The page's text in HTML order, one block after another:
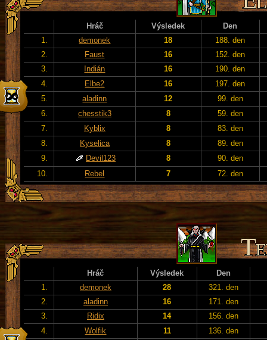
Hráč Výsledek
Den
1.
demonek 18
188. den
2.
Faust 16
152. den
3.
Indián 16
190. den
4.
Elbe2 16
197. den
5.
aladinn 12
99. den
6.
chesstik3 8
59. den
7.
Kyblix 8
83. den
8.
Kyselica 8
89. den
9.
Devil123 8
90. den
10.
Rebel 7 72. den
Hráč Výsledek
Den
1.
demonek 28
321. den
2.
aladinn 16
171. den
3.
Ridix 14
156. den
4.
Wolfik 11
136. den